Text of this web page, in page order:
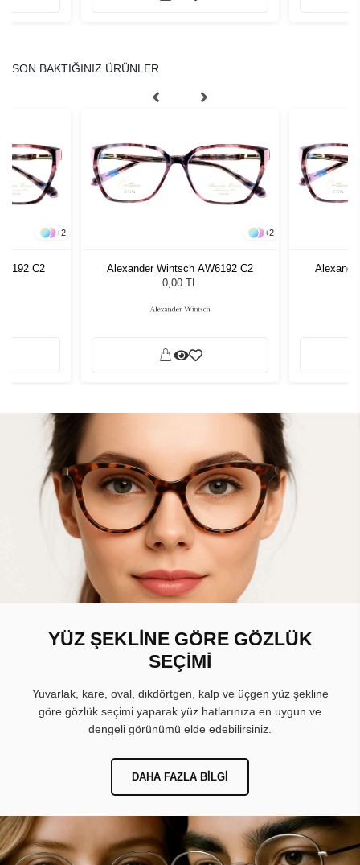
SON BAKTIĞINIZ ÜRÜNLER
+2
C2
+2
Alexander Wintsch AW6192 C2
0,00 TL
YÜZ ŞEKLİNE GÖRE GÖZLÜK
SEÇİMİ
Yuvarlak, kare, oval, dikdörtgen, kalp ve üçgen yüz şekline
göre gözlük seçimi yaparak yüz hatlarınıza en uygun ve
dengeli görünümü elde edebilirsiniz.
DAHA FAZLA BILGI